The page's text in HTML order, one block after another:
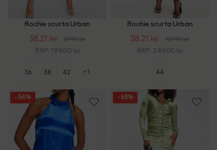
Rochie scurta Urban
38.21 lei 89.90 lei
RRP: 199.00 lei
36 38 42 +1
Rochie scurta Urban
38.21 lei 129.90 lei
RRP: 249.00 lei
44
- 54% - 63%